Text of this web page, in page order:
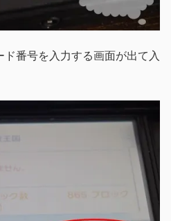
番号を入力する画面が出て入